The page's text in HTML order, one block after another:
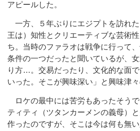
アピールした。
一方、５年ぶりにエジプトを訪れ
王は）知性とクリエーティブな芸術
ち。当時のファラオは戦争に行って
条件の一つだったと聞いているが、
り方…。交易だったり、文化的な面
いった。そこが興味深い」と興味津々
ロケの最中には苦労もあったそう
ティティ（ツタンカーメンの義母）
作ったのですが、そこは今は何も無